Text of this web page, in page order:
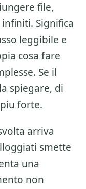
file,
Significa
leggibile e
cosa fare
Se il
spiegare, di
forte.
arriva
smette
una
non